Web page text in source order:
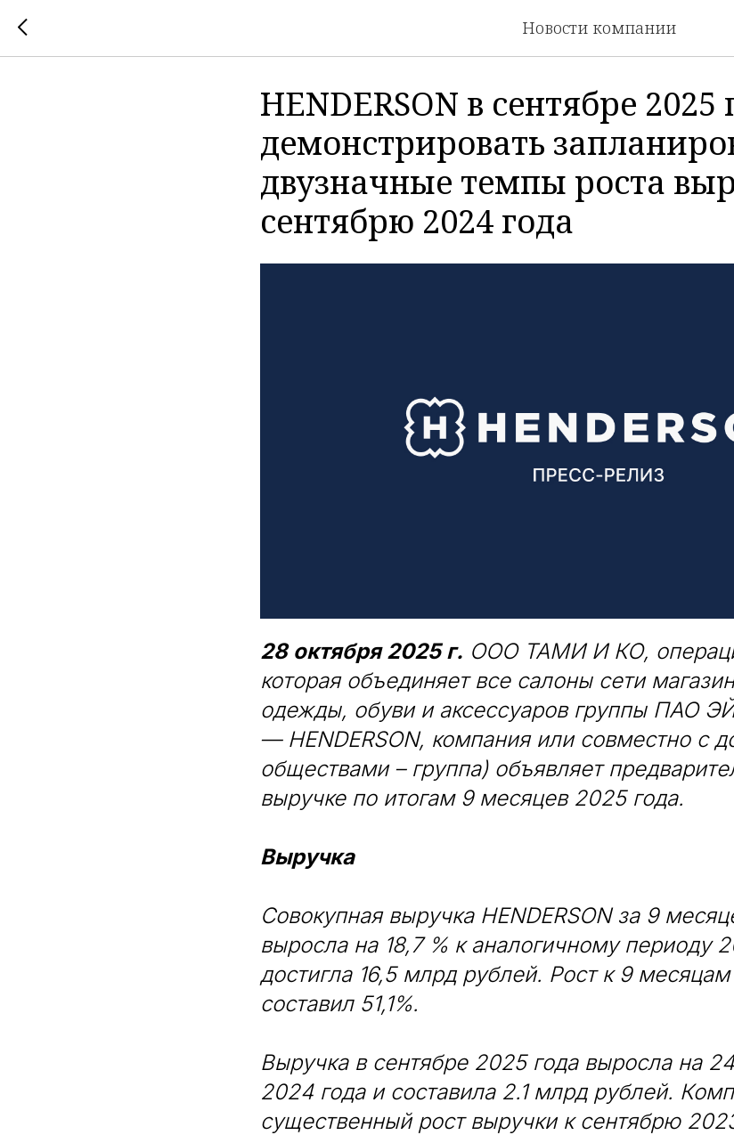
Новости компании
HENDERSON в сентябре
демонстрировать
двузначные темпы роста
сентябрю 2024 года
28 октября 2025 г. ООО ТАМИ И КО,
которая объединяет все салоны сети
одежды, обуви и аксессуаров группы ПАО
— HENDERSON, компания или совместно с
обществами – группа) объявляет
выручке по итогам 9 месяцев 2025 года.
Выручка
Совокупная выручка HENDERSON за 9
выросла на 18,7 % к аналогичному периоду
достигла 16,5 млрд рублей. Рост к 9
составил 51,1%.
Выручка в сентябре 2025 года выросла на
2024 года и составила 2.1 млрд рублей.
существенный рост выручки к сентябрю